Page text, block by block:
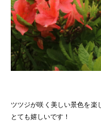
ツツジが咲く美しい景色を楽
とても嬉しいです！